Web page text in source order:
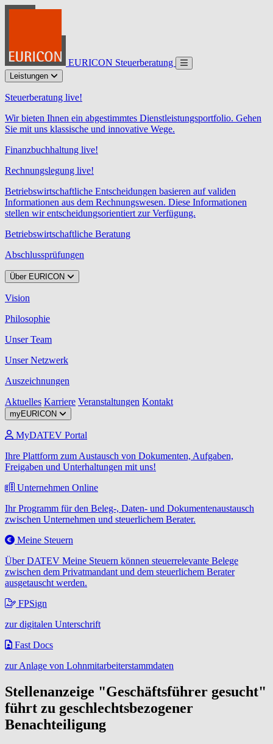
EURICON Steuerberatung
Leistungen
Steuerberatung live!
Wir bieten Ihnen ein abgestimmtes Dienstleistungsportfolio. Gehen
Sie mit uns klassische und innovative Wege.
Finanzbuchhaltung live!
Rechnungslegung live!
Betriebswirtschaftliche Entscheidungen basieren auf validen
Informationen aus dem Rechnungswesen. Diese Informationen
stellen wir entscheidungsorientiert zur Verfügung.
Betriebswirtschaftliche Beratung
Abschlussprüfungen
Über EURICON
Vision
Philosophie
Unser Team
Unser Netzwerk
Auszeichnungen
Aktuelles Karriere Veranstaltungen Kontakt
myEURICON
MyDATEV Portal
Ihre Plattform zum Austausch von Dokumenten, Aufgaben,
Freigaben und Unterhaltungen mit uns!
Unternehmen Online
Ihr Programm für den Beleg-, Daten- und Dokumentenaustausch
zwischen Unternehmen und steuerlichem Berater.
Meine Steuern
Über DATEV Meine Steuern können steuerrelevante Belege
zwischen dem Privatmandant und dem steuerlichem Berater
ausgetauscht werden.
FPSign
zur digitalen Unterschrift
Fast Docs
zur Anlage von Lohnmitarbeiterstammdaten
Stellenanzeige "Geschäftsführer gesucht"
führt zu geschlechtsbezogener
Benachteiligung